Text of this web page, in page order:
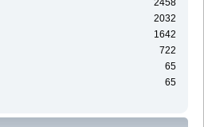
2032
1642
722
65
65